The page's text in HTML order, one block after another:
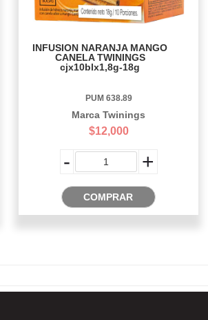
INFUSION NARANJA MANGO
CANELA TWININGS
cjx10blx1,8g-18g
PUM 638.89
Marca Twinings
$12,000
- +
COMPRAR